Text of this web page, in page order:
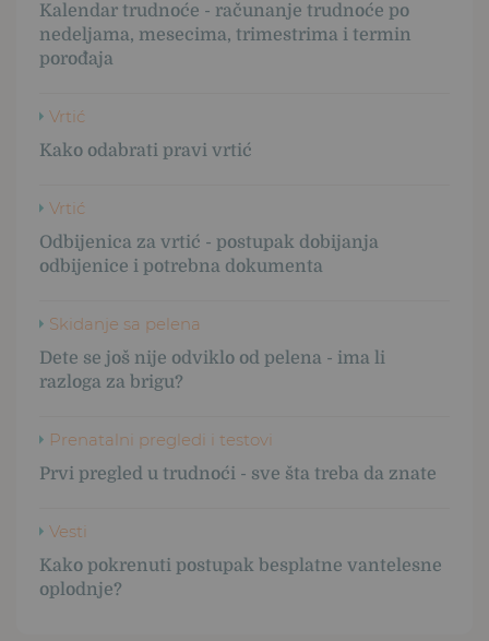
Kalendar trudnoće - računanje trudnoće po
nedeljama, mesecima, trimestrima i termin
porođaja
Vrtić
Kako odabrati pravi vrtić
Vrtić
Odbijenica za vrtić - postupak dobijanja
odbijenice i potrebna dokumenta
Skidanje sa pelena
Dete se još nije odviklo od pelena - ima li
razloga za brigu?
Prenatalni pregledi i testovi
Prvi pregled u trudnoći - sve šta treba da znate
Vesti
Kako pokrenuti postupak besplatne vantelesne
oplodnje?